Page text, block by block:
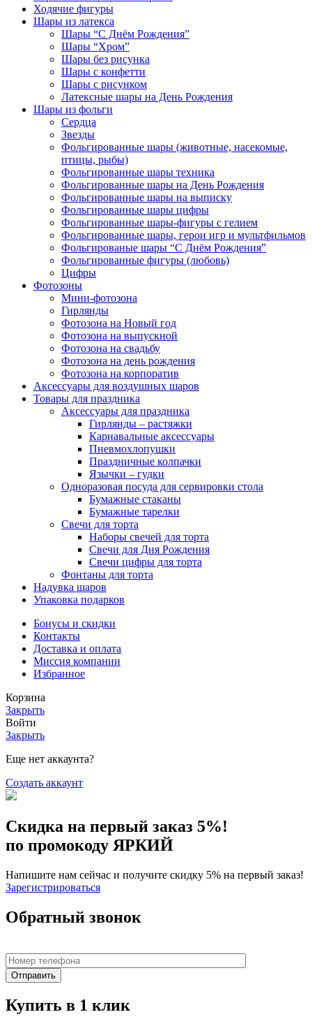
Ходячие фигуры
Шары из латекса
Шары “С Днём Рождения”
Шары “Хром”
Шары без рисунка
Шары с конфетти
Шары с рисунком
Латексные шары на День Рождения
Шары из фольги
Сердца
Звезды
Фольгированные шары (животные, насекомые,
птицы, рыбы)
Фольгированные шары техника
Фольгированные шары на День Рождения
Фольгированные шары на выписку
Фольгированные шары цифры
Фольгированные шары-фигуры с гелием
Фольгированные шары, герои игр и мультфильмов
Фольгированые шары “С Днём Рождения”
Фольгированные фигуры (любовь)
Цифры
Фотозоны
Мини-фотозона
Гирлянды
Фотозона на Новый год
Фотозона на выпускной
Фотозона на свадьбу
Фотозона на день рождения
Фотозона на корпоратив
Аксессуары для воздушных шаров
Товары для праздника
Аксессуары для праздника
Гирлянды – растяжки
Карнавальные аксессуары
Пневмохлопушки
Праздничные колпачки
Язычки – гудки
Одноразовая посуда для сервировки стола
Бумажные стаканы
Бумажные тарелки
Свечи для торта
Наборы свечей для торта
Свечи для Дня Рождения
Свечи цифры для торта
Фонтаны для торта
Надувка шаров
Упаковка подарков
Бонусы и скидки
Контакты
Доставка и оплата
Миссия компании
Избранное
Корзина
Закрыть
Войти
Закрыть
Еще нет аккаунта?
Создать аккаунт
Скидка на первый заказ 5%!
по промокоду ЯРКИЙ
Напишите нам сейчас и получите скидку 5% на первый заказ!
Зарегистрироваться
Обратный звонок
Купить в 1 клик